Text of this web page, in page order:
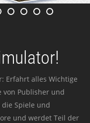
Erfahrt alles Wichtige
Publisher und
die Spiele und
und werdet Teil der